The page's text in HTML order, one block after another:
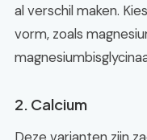
al verschil maken.
vorm, zoals
2. Calcium